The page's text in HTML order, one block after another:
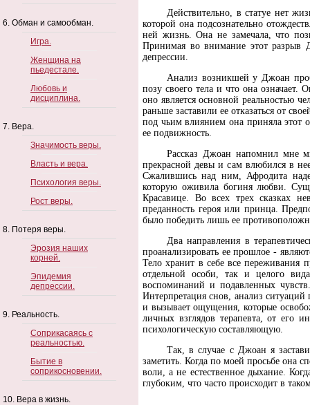
6. Обман и самообман.
Игра.
Женщина на
пьедестале.
Любовь и
дисциплина.
7. Вера.
Значимость веры.
Власть и вера.
Психология веры.
Рост веры.
8. Потеря веры.
Эрозия наших
корней.
Эпидемия
депрессии.
9. Реальность.
Соприкасаясь с
реальностью.
Бытие в
соприкосновении.
10. Вера в жизнь.
Действительно, в статуе нет
которой она подсознательно
ней жизнь. Она не замечала, что
Принимая во внимание этот разрыв
депрессии.
Анализ возникшей у Джоан
позу своего тела и что она означает.
оно является основной реальностью
раньше заставили ее отказаться от
под чьим влиянием она приняла этот
ее подвижность.
Рассказ Джоан напомнил мне
прекрасной девы и сам влюбился в
Сжалившись над ним, Афродита
которую оживила богиня любви.
Красавице. Во всех трех сказках
преданность героя или принца.
было победить лишь ее
Два направления в
проанализировать ее прошлое -
Тело хранит в себе все
отдельной особи, так и целого
воспоминаний и подавленных
Интерпретация снов, анализ ситуаций
и вызывает ощущения, которые
личных взглядов терапевта, от его
психологическую составляющую.
Так, в случае с Джоан я
заметить. Когда по моей просьбе она
воли, а не естественное дыхание.
глубоким, что часто происходит в